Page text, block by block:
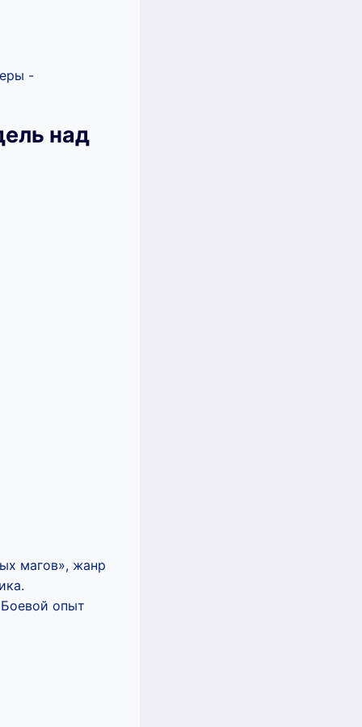
-
над
магов», жанр
опыт